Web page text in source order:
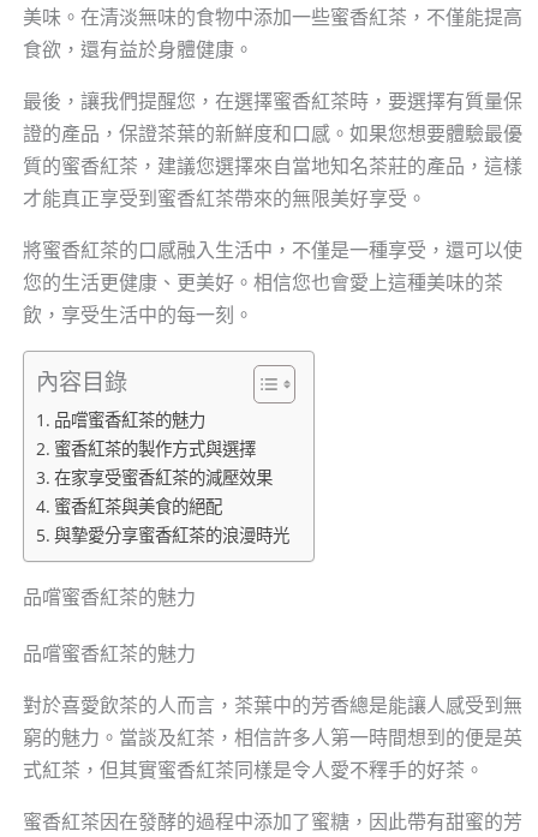
美味。在清淡無味的食物中添加一些蜜香紅茶，不僅能提高
食欲，還有益於身體健康。
最後，讓我們提醒您，在選擇蜜香紅茶時，要選擇有質量保
證的產品，保證茶葉的新鮮度和口感。如果您想要體驗最優
質的蜜香紅茶，建議您選擇來自當地知名茶莊的產品，這樣
才能真正享受到蜜香紅茶帶來的無限美好享受。
將蜜香紅茶的口感融入生活中，不僅是一種享受，還可以使
您的生活更健康、更美好。相信您也會愛上這種美味的茶
飲，享受生活中的每一刻。
內容目錄
品嚐蜜香紅茶的魅力
蜜香紅茶的製作方式與選擇
在家享受蜜香紅茶的減壓效果
蜜香紅茶與美食的絕配
與摯愛分享蜜香紅茶的浪漫時光
品嚐蜜香紅茶的魅力
品嚐蜜香紅茶的魅力
對於喜愛飲茶的人而言，茶葉中的芳香總是能讓人感受到無
窮的魅力。當談及紅茶，相信許多人第一時間想到的便是英
式紅茶，但其實蜜香紅茶同樣是令人愛不釋手的好茶。
蜜香紅茶因在發酵的過程中添加了蜜糖，因此帶有甜蜜的芳